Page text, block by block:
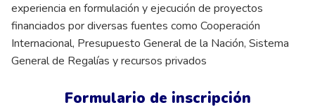
Formulario de inscripción
experiencia en formulación y ejecución de proyectos
financiados por diversas fuentes como Cooperación
Internacional, Presupuesto General de la Nación, Sistema
General de Regalías y recursos privados